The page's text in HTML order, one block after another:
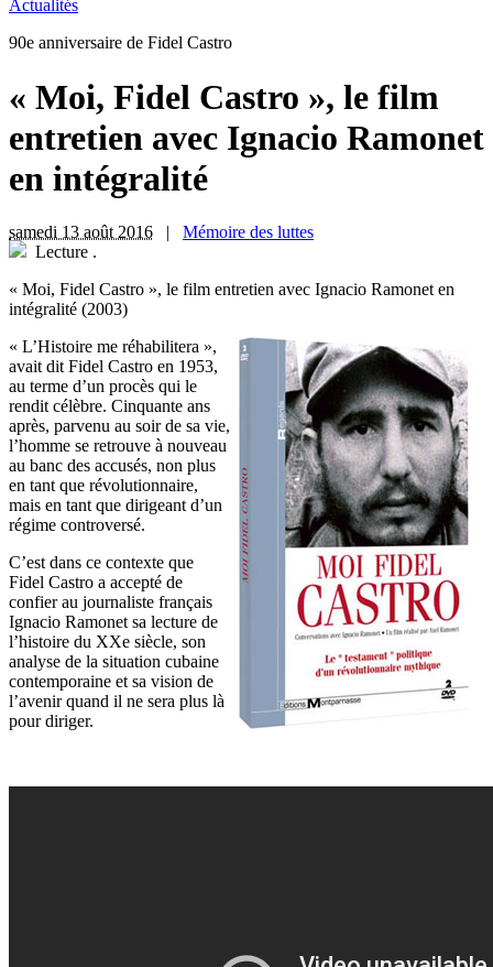
Actualités
90e anniversaire de Fidel Castro
« Moi, Fidel Castro », le film
entretien avec Ignacio Ramonet
en intégralité
samedi 13 août 2016 | Mémoire des luttes
Lecture .
« Moi, Fidel Castro », le film entretien avec Ignacio Ramonet en
intégralité (2003)
« L’Histoire me réhabilitera »,
avait dit Fidel Castro en 1953,
au terme d’un procès qui le
rendit célèbre. Cinquante ans
après, parvenu au soir de sa vie,
l’homme se retrouve à nouveau
au banc des accusés, non plus
en tant que révolutionnaire,
mais en tant que dirigeant d’un
régime controversé.
C’est dans ce contexte que
Fidel Castro a accepté de
confier au journaliste français
Ignacio Ramonet sa lecture de
l’histoire du XXe siècle, son
analyse de la situation cubaine
contemporaine et sa vision de
l’avenir quand il ne sera plus là
pour diriger.